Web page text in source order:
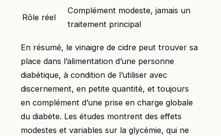
Rôle réel
Complément modeste, jamais un
traitement principal
En résumé, le vinaigre de cidre peut trouver sa
place dans l’alimentation d’une personne
diabétique, à condition de l’utiliser avec
discernement, en petite quantité, et toujours
en complément d’une prise en charge globale
du diabète. Les études montrent des effets
modestes et variables sur la glycémie, qui ne